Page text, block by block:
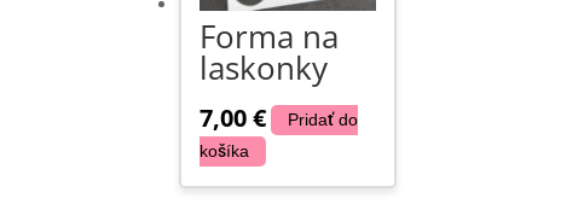
Forma na
laskonky
7,00€
Pridať do
košíka